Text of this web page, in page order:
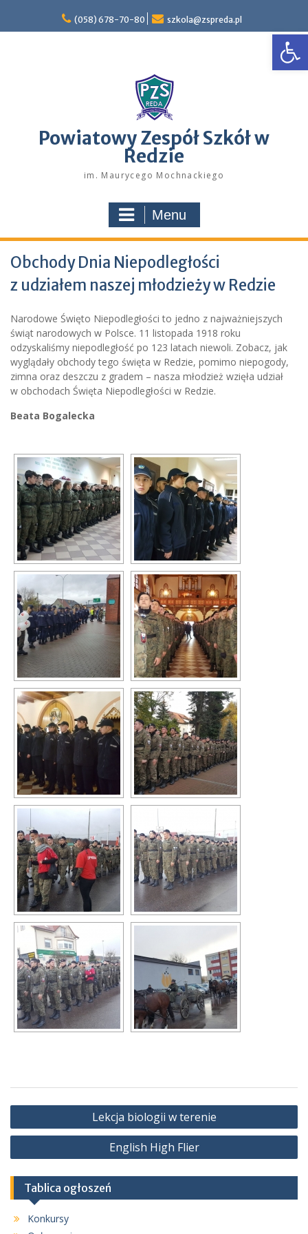
content
(058) 678-70-80 szkola@zspreda.pl
Powiatowy Zespół Szkół w
Redzie
im. Maurycego Mochnackiego
Menu
Obchody Dnia Niepodległości
z udziałem naszej młodzieży w Redzie
Narodowe Święto Niepodległości to jedno z najważniejszych
świąt narodowych w Polsce. 11 listopada 1918 roku
odzyskaliśmy niepodległość po 123 latach niewoli. Zobacz, jak
wyglądały obchody tego święta w Redzie, pomimo niepogody,
zimna oraz deszczu z gradem – nasza młodzież wzięła udział
w obchodach Święta Niepodległości w Redzie.
Beata Bogalecka
Nawigacja
wpisu
Lekcja biologii w terenie
English High Flier
Tablica ogłoszeń
Konkursy